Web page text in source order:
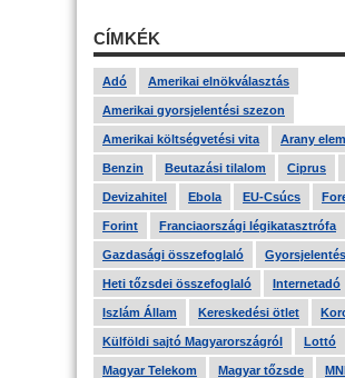
CÍMKÉK
Adó Amerikai elnökválasztás
Amerikai gyorsjelentési szezon
Amerikai költségvetési vita Arany
Benzin Beutazási tilalom Ciprus
Devizahitel Ebola EU-Csúcs
Forint Franciaországi légikatasztrófa
Gazdasági összefoglaló Gyorsjelentés
Heti tőzsdei összefoglaló Internetadó
Iszlám Állam Kereskedési ötlet
Külföldi sajtó Magyarországról Lottó
Magyar Telekom Magyar tőzsde